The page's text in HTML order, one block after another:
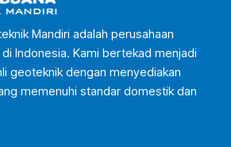
Mandiri adalah perusahaan
Indonesia. Kami bertekad menjadi
geoteknik dengan menyediakan
memenuhi standar domestik dan